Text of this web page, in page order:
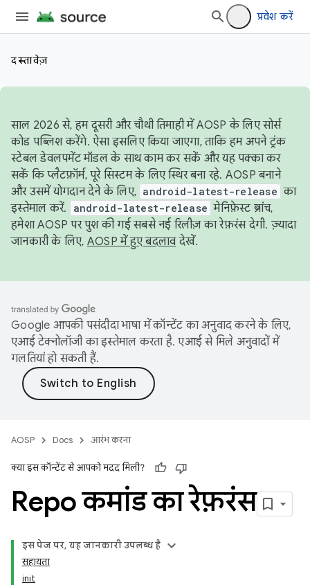
प्रवेश करें
दस्तावेज़
साल 2026 से, हम दूसरी और चौथी तिमाही में AOSP के लिए सोर्स
कोड पब्लिश करेंगे. ऐसा इसलिए किया जाएगा, ताकि हम अपने ट्रंक
स्टेबल डेवलपमेंट मॉडल के साथ काम कर सकें और यह पक्का कर
सकें कि प्लैटफ़ॉर्म, पूरे सिस्टम के लिए स्थिर बना रहे. AOSP बनाने
और उसमें योगदान देने के लिए, android-latest-release का
इस्तेमाल करें.
android-latest-release मेनिफ़ेस्ट ब्रांच,
हमेशा AOSP पर पुश की गई सबसे नई रिलीज़ का रेफ़रंस देगी. ज़्यादा
जानकारी के लिए, AOSP में हुए बदलावदेखें.
Google आपकी पसंदीदा भाषा में कॉन्टेंट का अनुवाद करने के लिए,
एआई टेक्नोलॉजी का इस्तेमाल करता है. एआई से मिले अनुवादों में
गलतियां हो सकती हैं.
AOSP Docs आरंभ करना
क्या इस कॉन्टेंट से आपको मदद मिली?
Repo कमांड का रेफ़रंस
इस पेज पर, यह जानकारी उपलब्ध है
सहायता
init